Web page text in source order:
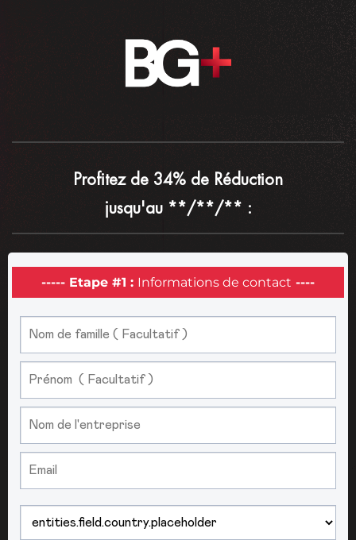
Profitez de 34% de Réduction
jusqu'au **/**/** :
----- Etape #1 : Informations de contact ----